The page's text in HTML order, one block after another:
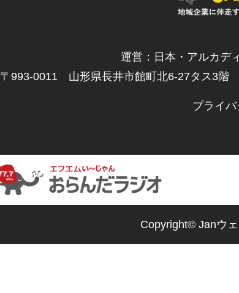
運営：日本・アルカデ
〒993-0011 山形県長井市館町北6-27タス3
プライ
Copyright© Janウ